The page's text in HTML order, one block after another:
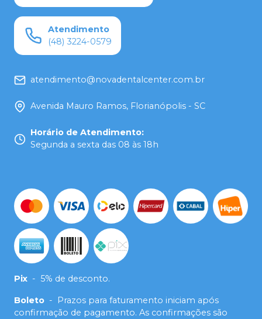
Atendimento
(48) 3224-0579
atendimento@novadentalcenter.com.br
Avenida Mauro Ramos, Florianópolis - SC
Horário de Atendimento:
Segunda a sexta das 08 às 18h
Pix - 5% de desconto.
Boleto -
Prazos para faturamento iniciam após
confirmação de pagamento. As confirmações são